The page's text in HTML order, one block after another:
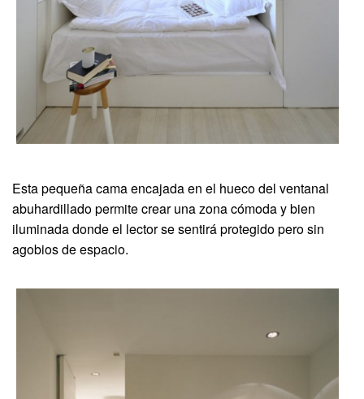
Esta pequeña cama encajada en el hueco del ventanal
abuhardillado permite crear una zona cómoda y bien
iluminada donde el lector se sentirá protegido pero sin
agobios de espacio.